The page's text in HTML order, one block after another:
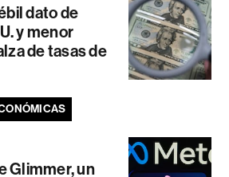
dato de
y menor
de tasas de
Glimmer, un